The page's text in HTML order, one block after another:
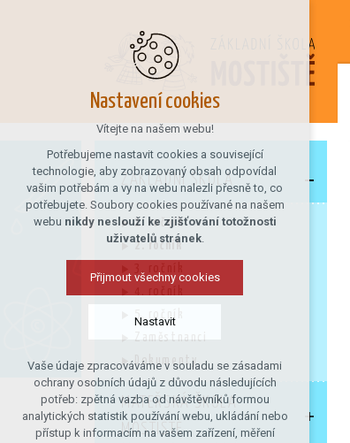
ZÁKLADNÍ ŠKOLA
1. ročník
2. ročník
5. ročník
Zaměstnanci
Dokumenty
MATEŘSKÁ ŠKOLA
MOSTIŠTĚ
Nastavení cookies
Vítejte na našem webu!
Potřebujeme nastavit cookies a související
technologie, aby zobrazovaný obsah odpovídal
vašim potřebám a vy na webu nalezli přesně to, co
potřebujete. Soubory cookies používané na našem
webu nikdy neslouží ke zjišťování totožnosti
uživatelů stránek.
Přijmout všechny cookies
Nastavit
Technická cookies
nutná pro provozování webu
udržení kontextu stránek (session):
případná přihlášení, volby jazyka, apod.
Vaše údaje zpracováváme v souladu se zásadami
ochrany osobních údajů z důvodu následujících
potřeb: zpětná vazba od návštěvníků formou
analytických statistik používání webu, ukládání nebo
přístup k informacím na vašem zařízení, měření